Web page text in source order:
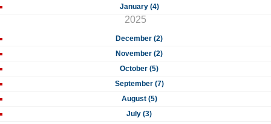
January (4)
2025
December (2)
November (2)
October (5)
September (7)
August (5)
July (3)